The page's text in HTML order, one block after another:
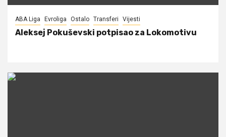
ABA Liga Evroliga Ostalo Transferi Vijesti
Aleksej Pokuševski potpisao za Lokomotivu